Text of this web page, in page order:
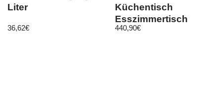
Liter
36,62€
Küchentisch
Esszimmertisch
Metall design
440,90€